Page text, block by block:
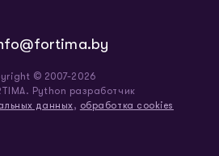
© 2007-2026
Python разработчик
данных, обработка cookies